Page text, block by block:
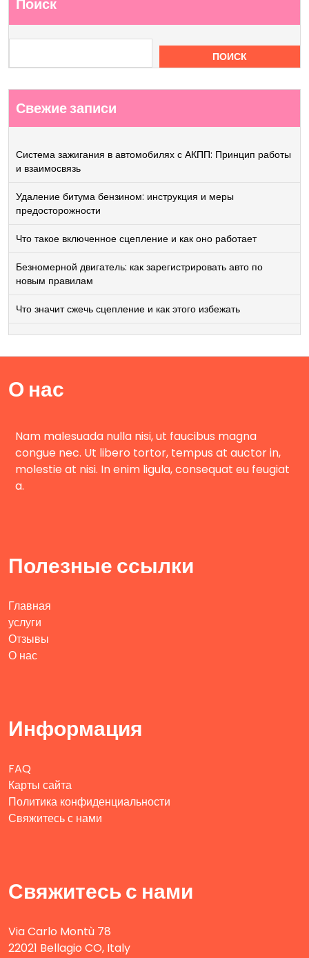
Поиск
ПОИСК
Свежие записи
Система зажигания в автомобилях с АКПП: Принцип работы
и взаимосвязь
Удаление битума бензином: инструкция и меры
предосторожности
Что такое включенное сцепление и как оно работает
Безномерной двигатель: как зарегистрировать авто по
новым правилам
Что значит сжечь сцепление и как этого избежать
О нас
Nam malesuada nulla nisi, ut faucibus magna
congue nec. Ut libero tortor, tempus at auctor in,
molestie at nisi. In enim ligula, consequat eu feugiat
a.
Полезные ссылки
Главная
услуги
Отзывы
О нас
Информация
FAQ
Карты сайта
Политика конфиденциальности
Свяжитесь с нами
Свяжитесь с нами
Via Carlo Montù 78
22021 Bellagio CO, Italy